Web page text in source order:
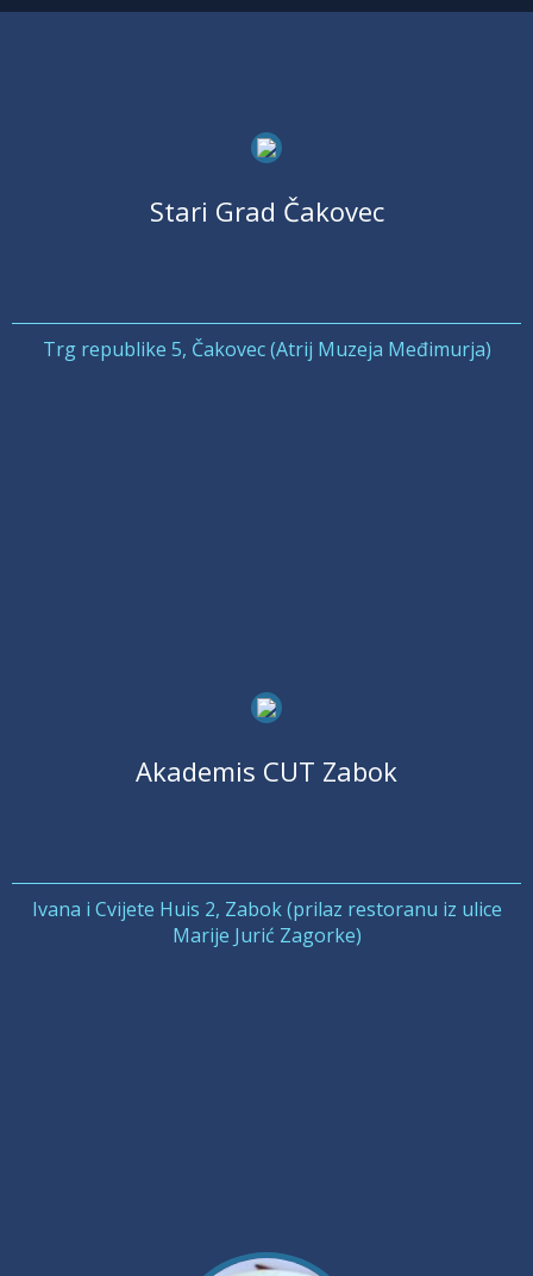
Stari Grad Čakovec
Trg republike 5, Čakovec (Atrij Muzeja Međimurja)
Akademis CUT Zabok
Ivana i Cvijete Huis 2, Zabok (prilaz restoranu iz ulice
Marije Jurić Zagorke)